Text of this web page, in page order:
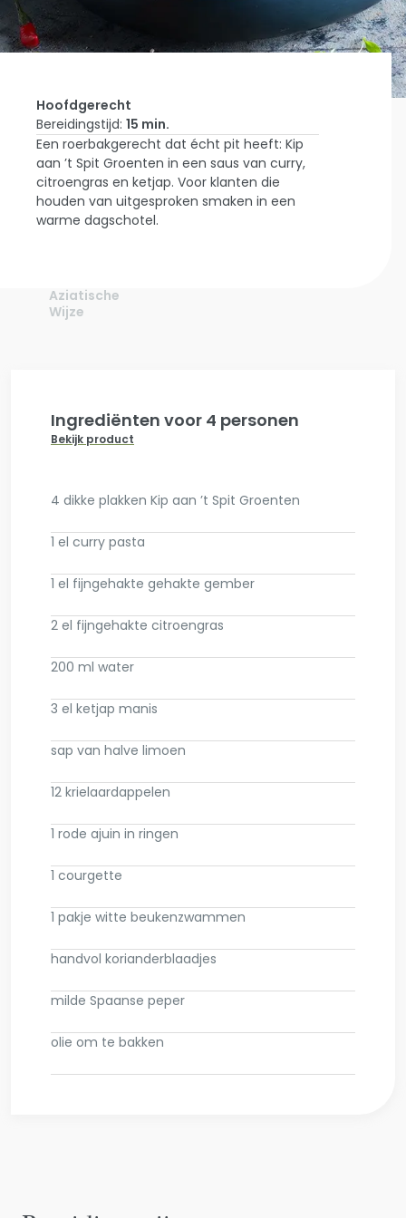
Home
Laat Je
Inspireren
Pittige
Roerbak
Met Kip
Aziatische
Wijze
Hoofdgerecht
Bereidingstijd: 15 min.
Een roerbakgerecht dat écht pit heeft: Kip
aan ’t Spit Groenten in een saus van curry,
citroengras en ketjap. Voor klanten die
houden van uitgesproken smaken in een
warme dagschotel.
Ingrediënten voor 4 personen
Bekijk product
4 dikke plakken Kip aan ’t Spit Groenten
1 el curry pasta
1 el fijngehakte gehakte gember
2 el fijngehakte citroengras
200 ml water
3 el ketjap manis
sap van halve limoen
12 krielaardappelen
1 rode ajuin in ringen
1 courgette
1 pakje witte beukenzwammen
handvol korianderblaadjes
milde Spaanse peper
olie om te bakken